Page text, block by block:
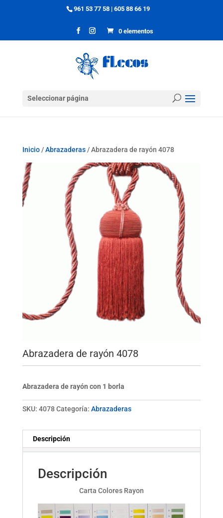
961 53 77 58 |605 88 66 19
0 elementos
Seleccionar página
Inicio/Abrazaderas/ Abrazadera de rayón 4078
Abrazadera de rayón 4078
Abrazadera de rayón con 1 borla
SKU: 4078 Categoría: Abrazaderas
Descripción
Descripción
Carta Colores Rayon